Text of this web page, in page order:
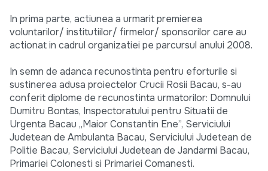
In prima parte, actiunea a urmarit premierea
voluntarilor/ institutiilor/ firmelor/ sponsorilor care au
actionat in cadrul organizatiei pe parcursul anului 2008.
In semn de adanca recunostinta pentru eforturile si
sustinerea adusa proiectelor Crucii Rosii Bacau, s-au
conferit diplome de recunostinta urmatorilor: Domnului
Dumitru Bontas, Inspectoratului pentru Situatii de
Urgenta Bacau „Maior Constantin Ene”, Serviciului
Judetean de Ambulanta Bacau, Serviciului Judetean de
Politie Bacau, Serviciului Judetean de Jandarmi Bacau,
Primariei Colonesti si Primariei Comanesti.